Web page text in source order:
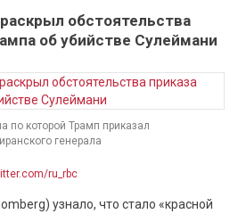
обстоятельства
об убийстве Сулеймани
по которой Трамп приказал
генерала
ru_rbc
узнало, что стало «красной